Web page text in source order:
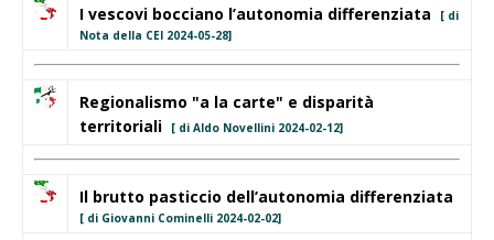
I vescovi bocciano l’autonomia differenziata
[ di
Nota della CEI 2024-05-28]
Regionalismo "a la carte" e disparità
territoriali
[ di Aldo Novellini 2024-02-12]
Il brutto pasticcio dell’autonomia differenziata
[ di Giovanni Cominelli 2024-02-02]